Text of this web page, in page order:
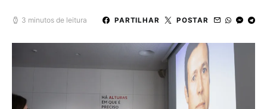
3 minutos de leitura PARTILHAR POSTAR